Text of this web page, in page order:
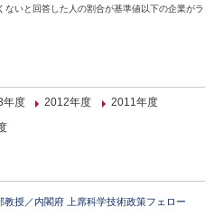
いと回答した人の割合が基準値以下の企業がラ
年度 2012年度
2011年度
教授／内閣府 上席科学技術政策フェロー